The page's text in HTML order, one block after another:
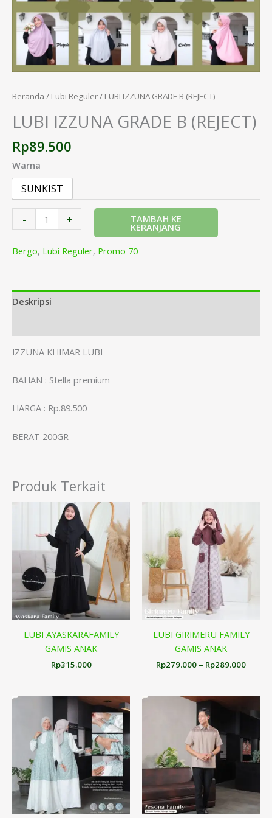
Beranda / Lubi Reguler/ LUBI IZZUNA GRADE B (REJECT)
LUBI IZZUNA GRADE B (REJECT)
Rp89.500
Warna
SUNKIST
- + TAMBAH KE
KERANJANG
Bergo, Lubi Reguler, Promo 70
Deskripsi
IZZUNA KHIMAR LUBI
BAHAN : Stella premium
HARGA : Rp.89.500
BERAT 200GR
Produk Terkait
LUBI AYASKARAFAMILY
GAMIS ANAK
Rp315.000
LUBI GIRIMERU FAMILY
GAMIS ANAK
Rp279.000 – Rp289.000